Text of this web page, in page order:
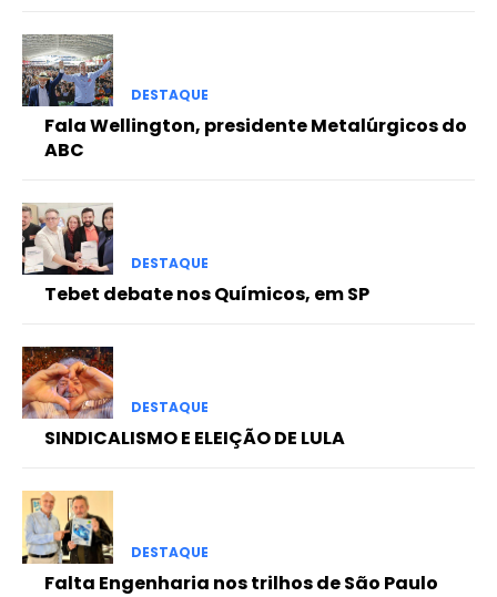
DESTAQUE
Fala Wellington, presidente Metalúrgicos do
ABC
DESTAQUE
Tebet debate nos Químicos, em SP
DESTAQUE
SINDICALISMO E ELEIÇÃO DE LULA
DESTAQUE
Falta Engenharia nos trilhos de São Paulo